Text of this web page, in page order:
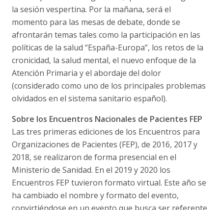
la sesión vespertina. Por la mañana, será el
momento para las mesas de debate, donde se
afrontarán temas tales como la participación en las
políticas de la salud “España-Europa”, los retos de la
cronicidad, la salud mental, el nuevo enfoque de la
Atención Primaria y el abordaje del dolor
(considerado como uno de los principales problemas
olvidados en el sistema sanitario español).
Sobre los Encuentros Nacionales de Pacientes FEP
Las tres primeras ediciones de los Encuentros para
Organizaciones de Pacientes (FEP), de 2016, 2017 y
2018, se realizaron de forma presencial en el
Ministerio de Sanidad. En el 2019 y 2020 los
Encuentros FEP tuvieron formato virtual. Este año se
ha cambiado el nombre y formato del evento,